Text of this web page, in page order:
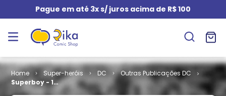
Pague em até 3x s/ juros acima de R$ 100
Super-heróis DC
Outras Publicações DC
Superboy - 1ª
Série # 11